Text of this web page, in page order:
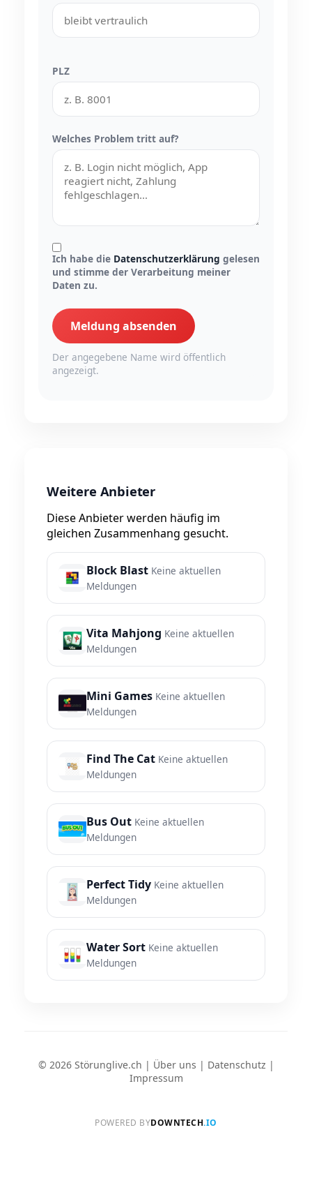
PLZ
Welches Problem tritt auf?
Ich habe die Datenschutzerklärung gelesen
und stimme der Verarbeitung meiner
Daten zu.
Meldung absenden
Der angegebene Name wird öffentlich
angezeigt.
Weitere Anbieter
Diese Anbieter werden häufig im
gleichen Zusammenhang gesucht.
Block Blast Keine aktuellen
Meldungen
Vita Mahjong Keine aktuellen
Meldungen
Mini Games Keine aktuellen
Meldungen
Find The Cat Keine aktuellen
Meldungen
Bus Out Keine aktuellen
Meldungen
Perfect Tidy Keine aktuellen
Meldungen
Water Sort Keine aktuellen
Meldungen
© 2026 Störunglive.ch | Über uns | Datenschutz |
Impressum
POWERED BYDOWNTECH.IO